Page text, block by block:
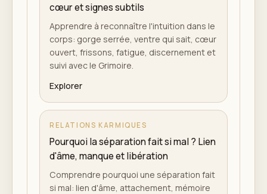
cœur et signes subtils
Apprendre à reconnaître l'intuition dans le
corps: gorge serrée, ventre qui sait, cœur
ouvert, frissons, fatigue, discernement et
suivi avec le Grimoire.
Explorer
RELATIONS KARMIQUES
Pourquoi la séparation fait si mal ? Lien
d'âme, manque et libération
Comprendre pourquoi une séparation fait
si mal: lien d'âme, attachement, mémoire